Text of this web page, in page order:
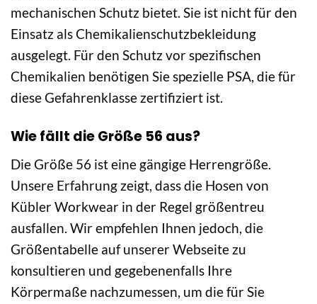
mechanischen Schutz bietet. Sie ist nicht für den
Einsatz als Chemikalienschutzbekleidung
ausgelegt. Für den Schutz vor spezifischen
Chemikalien benötigen Sie spezielle PSA, die für
diese Gefahrenklasse zertifiziert ist.
Wie fällt die Größe 56 aus?
Die Größe 56 ist eine gängige Herrengröße.
Unsere Erfahrung zeigt, dass die Hosen von
Kübler Workwear in der Regel größentreu
ausfallen. Wir empfehlen Ihnen jedoch, die
Größentabelle auf unserer Webseite zu
konsultieren und gegebenenfalls Ihre
Körpermaße nachzumessen, um die für Sie